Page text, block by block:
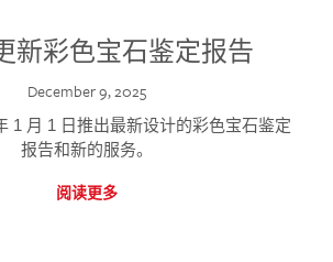
新彩色宝石鉴定报告
December 9, 2025
1 月 1 日推出最新设计的彩色宝石鉴定
报告和新的服务。
阅读更多